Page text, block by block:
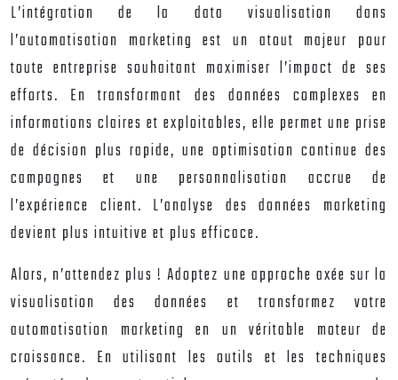
L’intégration de la data visualisation dans
l’automatisation marketing est un atout majeur pour
toute entreprise souhaitant maximiser l’impact de ses
efforts. En transformant des données complexes en
informations claires et exploitables, elle permet une prise
de décision plus rapide, une optimisation continue des
campagnes et une personnalisation accrue de
l’expérience client. L’analyse des données marketing
devient plus intuitive et plus efficace.
Alors, n’attendez plus ! Adoptez une approche axée sur la
visualisation des données et transformez votre
automatisation marketing en un véritable moteur de
croissance. En utilisant les outils et les techniques